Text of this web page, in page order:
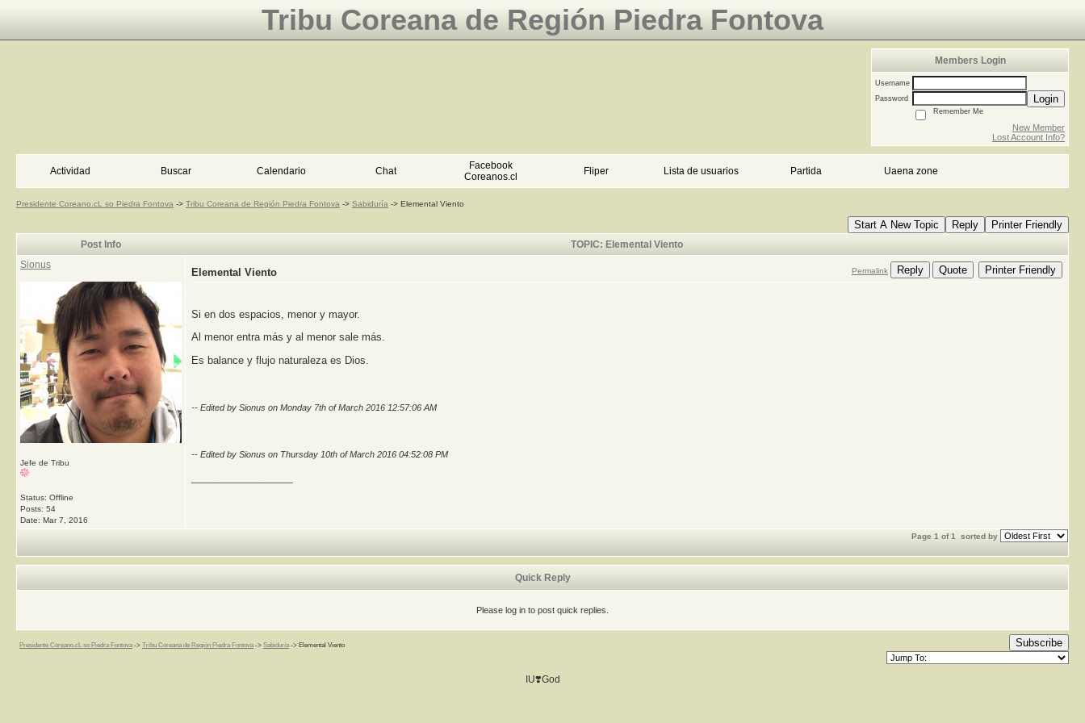
Tribu Coreana de Región Piedra Fontova
Members Login
Username
Password
Login
Remember Me
New Member
Lost Account Info?
Actividad Buscar Calendario Chat
Facebook
Coreanos.cl
Fliper Lista de usuarios Partida Uaena zone
Presidente Coreano.cL so Piedra Fontova -> Tribu Coreana de Región Piedra Fontova -> Sabiduría -> Elemental Viento
Start A New Topic Reply Printer Friendly
Post Info
TOPIC: Elemental Viento
Sionus
Jefe de Tribu
Status: Offline
Posts: 54
Date: Mar 7, 2016
Elemental Viento Permalink Reply Quote Printer Friendly
Si en dos espacios, menor y mayor.
Al menor entra más y al menor sale más.
Es balance y flujo naturaleza es Dios.
-- Edited by Sionus on Monday 7th of March 2016 12:57:06 AM
-- Edited by Sionus on Thursday 10th of March 2016 04:52:08 PM
Page 1 of 1 sorted by
Quick Reply
Please log in to post quick replies.
Presidente Coreano.cL so Piedra Fontova-> Tribu Coreana de Región Piedra Fontova-> Sabiduría-> Elemental Viento Subscribe
IU❣️God